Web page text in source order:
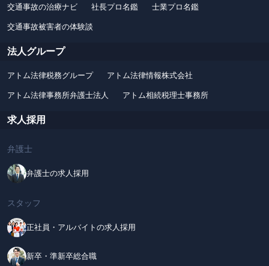
交通事故の治療ナビ 社長プロ名鑑 士業プロ名鑑
交通事故被害者の体験談
法人グループ
アトム法律税務グループ アトム法律情報株式会社
アトム法律事務所弁護士法人 アトム相続税理士事務所
求人採用
弁護士
弁護士の求人採用
スタッフ
正社員・アルバイトの求人採用
新卒・準新卒総合職